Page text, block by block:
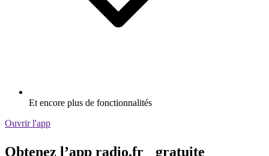
Et encore plus de fonctionnalités
Ouvrir l'app
Obtenez l’app radio.fr gratuite